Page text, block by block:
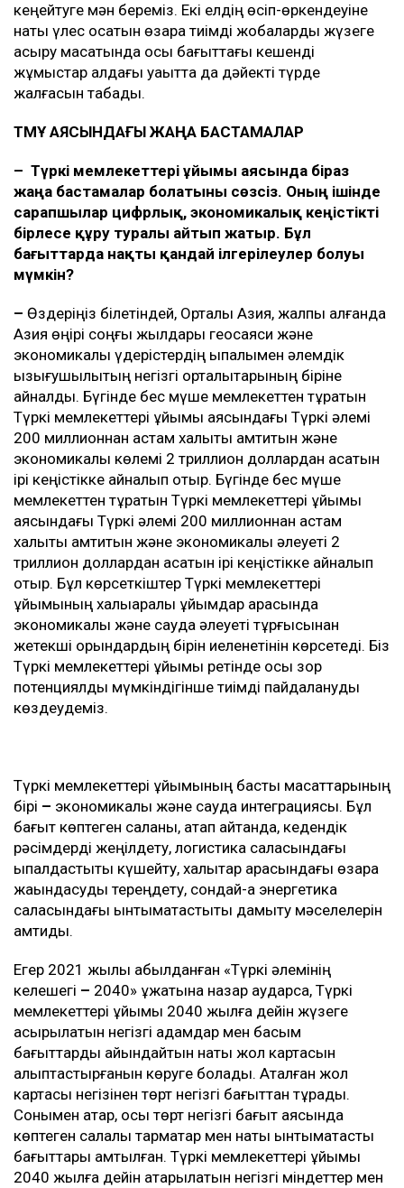
кеңейтуге мән береміз. Екі елдің өсіп-өркендеуіне
нақты үлес қосатын өзара тиімді жобаларды жүзеге
асыру мақсатында осы бағыттағы кешенді
жұмыстар алдағы уақытта да дәйекті түрде
жалғасын табады.
ТМҰ АЯСЫНДАҒЫ ЖАҢА БАСТАМАЛАР
– Түркі мемлекеттері ұйымы аясында біраз
жаңа бастамалар болатыны сөзсіз. Оның ішінде
сарапшылар цифрлық, экономикалық кеңістікті
бірлесе құру туралы айтып жатыр. Бұл
бағыттарда нақты қандай ілгерілеулер болуы
мүмкін?
– Өздеріңіз білетіндей, Орталық Азия, жалпы алғанда
Азия өңірі соңғы жылдары геосаяси және
экономикалық үдерістердің ықпалымен әлемдік
қызығушылықтың негізгі орталықтарының біріне
айналды. Бүгінде бес мүше мемлекеттен тұратын
Түркі мемлекеттері ұйымы аясындағы Түркі әлемі
200 миллионнан астам халықты қамтитын және
экономикалық көлемі 2 триллион доллардан асатын
ірі кеңістікке айналып отыр. Бүгінде бес мүше
мемлекеттен тұратын Түркі мемлекеттері ұйымы
аясындағы Түркі әлемі 200 миллионнан астам
халықты қамтитын және экономикалық әлеуеті 2
триллион доллардан асатын ірі кеңістікке айналып
отыр. Бұл көрсеткіштер Түркі мемлекеттері
ұйымының халықаралық ұйымдар арасында
экономикалық және сауда әлеуеті тұрғысынан
жетекші орындардың бірін иеленетінін көрсетеді. Біз
Түркі мемлекеттері ұйымы ретінде осы зор
потенциялды мүмкіндігінше тиімді пайдалануды
көздеудеміз.
Түркі мемлекеттері ұйымының басты мақсаттарының
бірі – экономикалық және сауда интеграциясы. Бұл
бағыт көптеген саланы, атап айтқанда, кедендік
рәсімдерді жеңілдету, логистика саласындағы
ықпалдастықты күшейту, халықтар арасындағы өзара
жақындасуды тереңдету, сондай-ақ энергетика
саласындағы ынтымақтастықты дамыту мәселелерін
қамтиды.
Егер 2021 жылы қабылданған «Түркі әлемінің
келешегі – 2040» құжатына назар аударсақ, Түркі
мемлекеттері ұйымы 2040 жылға дейін жүзеге
асырылатын негізгі қадамдар мен басым
бағыттарды айқындайтын нақты жол картасын
қалыптастырғанын көруге болады. Аталған жол
картасы негізінен төрт негізгі бағыттан тұрады.
Сонымен қатар, осы төрт негізгі бағыт аясында
көптеген салалық тармақтар мен нақты ынтымақтастық
бағыттары қамтылған. Түркі мемлекеттері ұйымы
2040 жылға дейін атқарылатын негізгі міндеттер мен